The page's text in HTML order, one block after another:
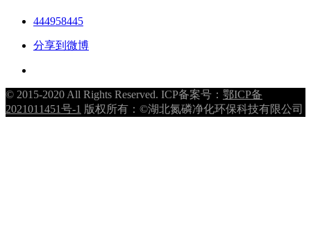
444958445
分享到微博
© 2015-2020 All Rights Reserved. ICP备案号： 鄂ICP备
2021011451号-1 版权所有：©湖北氮磷净化环保科技有限公司